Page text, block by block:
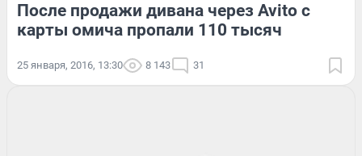
После продажи дивана через Avito с
карты омича пропали 110 тысяч
25 января, 2016, 13:30 8 143 31